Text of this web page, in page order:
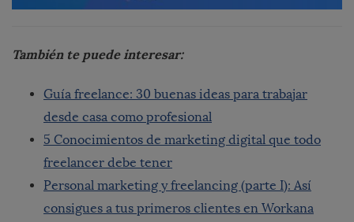
También te puede interesar:
Guía freelance: 30 buenas ideas para trabajar
desde casa como profesional
5 Conocimientos de marketing digital que todo
freelancer debe tener
Personal marketing y freelancing (parte I): Así
consigues a tus primeros clientes en Workana